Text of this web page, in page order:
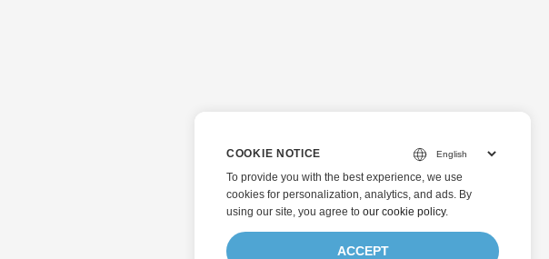
COOKIE NOTICE
To provide you with the best experience, we use
cookies for personalization, analytics, and ads. By
using our site, you agree to our cookie policy.
ACCEPT